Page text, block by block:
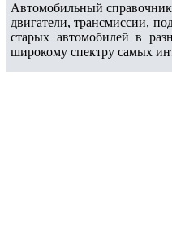
Автомобильный
двигатели, трансмиссии,
старых автомобилей в
широкому спектру самых